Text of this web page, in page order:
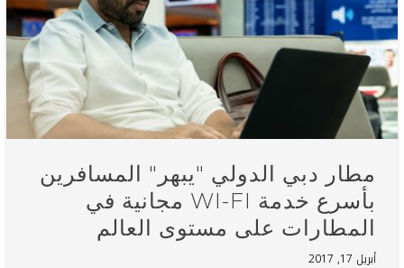
مطار دبي الدولي "يبهر" المسافرين
بأسرع خدمة WI-FI مجانية في
المطارات على مستوى العالم
أبريل 17, 2017